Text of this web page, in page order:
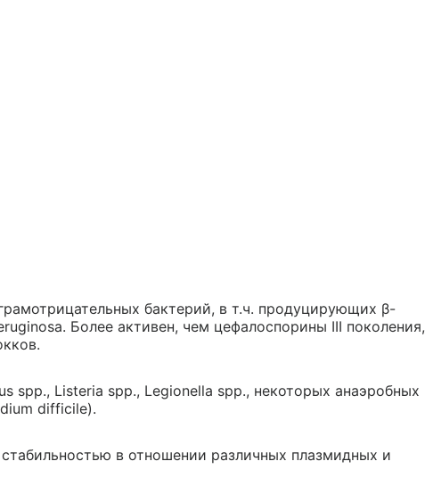
бактерий, в т.ч. продуцирующих β-
Более активен, чем цефалоспорины III поколения,
spp., Listeria spp., Legionella spp., некоторых анаэробных
difficile).
в отношении различных плазмидных и